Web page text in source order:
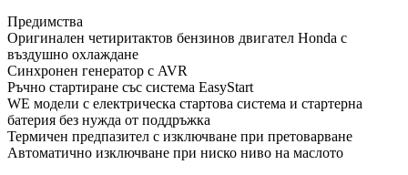
Предимства
Оригинален четиритактов бензинов двигател Honda с
въздушно охлаждане
Синхронен генератор с AVR
Ръчно стартиране със система EasyStart
WE модели с електрическа стартова система и стартерна
батерия без нужда от поддръжка
Термичен предпазител с изключване при претоварване
Автоматично изключване при ниско ниво на маслото